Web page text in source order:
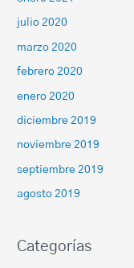
julio 2020
marzo 2020
febrero 2020
enero 2020
diciembre 2019
noviembre 2019
septiembre 2019
agosto 2019
Categorías